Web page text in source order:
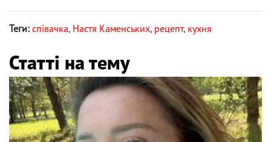
Теги: співачка, Настя Каменських, рецепт, кухня
Статті на тему